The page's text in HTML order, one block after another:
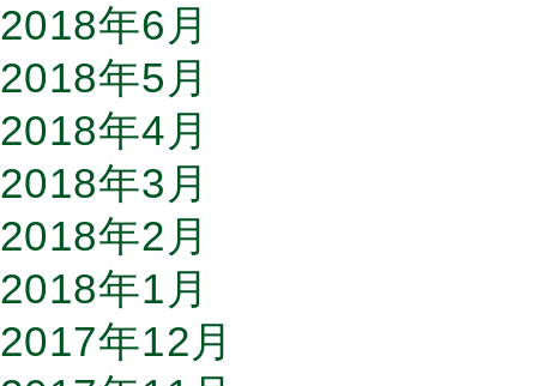
2018年6月
2018年5月
2018年4月
2018年3月
2018年2月
2018年1月
2017年12月